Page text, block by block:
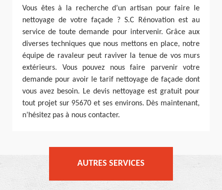
Vous êtes à la recherche d’un artisan pour faire le
nettoyage de votre façade ? S.C Rénovation est au
service de toute demande pour intervenir. Grâce aux
diverses techniques que nous mettons en place, notre
équipe de ravaleur peut raviver la tenue de vos murs
extérieurs. Vous pouvez nous faire parvenir votre
demande pour avoir le tarif nettoyage de façade dont
vous avez besoin. Le devis nettoyage est gratuit pour
tout projet sur 95670 et ses environs. Dès maintenant,
n’hésitez pas à nous contacter.
AUTRES SERVICES